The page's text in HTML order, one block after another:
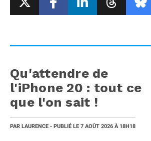
Qu'attendre de
l'iPhone 20 : tout ce
que l'on sait !
PAR LAURENCE - PUBLIÉ LE 7 AOÛT 2026 À 18H18